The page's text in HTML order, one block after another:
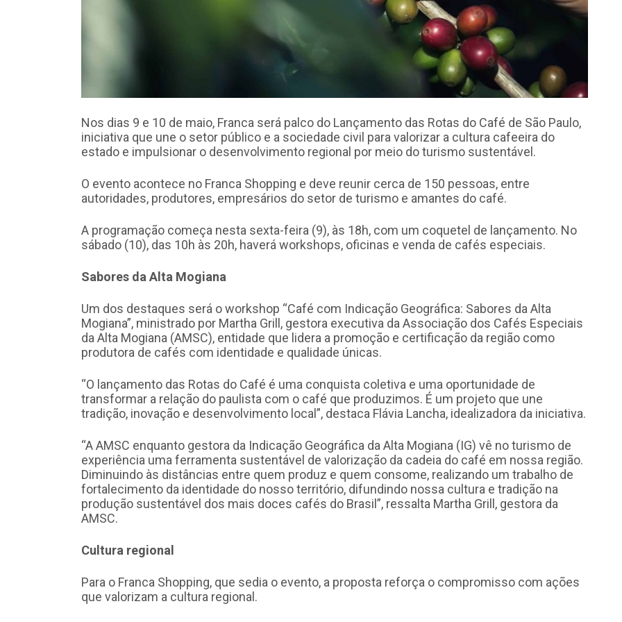
Nos dias 9 e 10 de maio, Franca será palco do Lançamento das Rotas do Café de São Paulo,
iniciativa que une o setor público e a sociedade civil para valorizar a cultura cafeeira do
estado e impulsionar o desenvolvimento regional por meio do turismo sustentável.
O evento acontece no Franca Shopping e deve reunir cerca de 150 pessoas, entre
autoridades, produtores, empresários do setor de turismo e amantes do café.
A programação começa nesta sexta-feira (9), às 18h, com um coquetel de lançamento. No
sábado (10), das 10h às 20h, haverá workshops, oficinas e venda de cafés especiais.
Sabores da Alta Mogiana
Um dos destaques será o workshop “Café com Indicação Geográfica: Sabores da Alta
Mogiana”, ministrado por Martha Grill, gestora executiva da Associação dos Cafés Especiais
da Alta Mogiana (AMSC), entidade que lidera a promoção e certificação da região como
produtora de cafés com identidade e qualidade únicas.
“O lançamento das Rotas do Café é uma conquista coletiva e uma oportunidade de
transformar a relação do paulista com o café que produzimos. É um projeto que une
tradição, inovação e desenvolvimento local”, destaca Flávia Lancha, idealizadora da iniciativa.
“A AMSC enquanto gestora da Indicação Geográfica da Alta Mogiana (IG) vê no turismo de
experiência uma ferramenta sustentável de valorização da cadeia do café em nossa região.
Diminuindo às distâncias entre quem produz e quem consome, realizando um trabalho de
fortalecimento da identidade do nosso território, difundindo nossa cultura e tradição na
produção sustentável dos mais doces cafés do Brasil”, ressalta Martha Grill, gestora da
AMSC.
Cultura regional
Para o Franca Shopping, que sedia o evento, a proposta reforça o compromisso com ações
que valorizam a cultura regional.